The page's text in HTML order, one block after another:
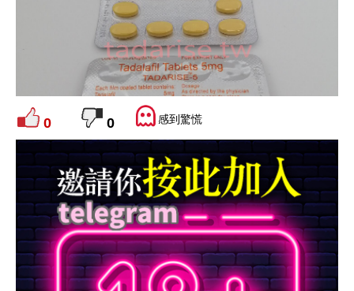
0 0 感到驚慌